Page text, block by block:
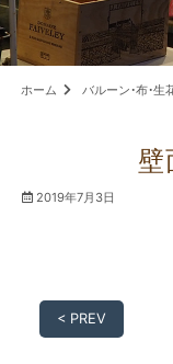
ホーム バルーン・布・生
壁
2019年7月3日
< PREV